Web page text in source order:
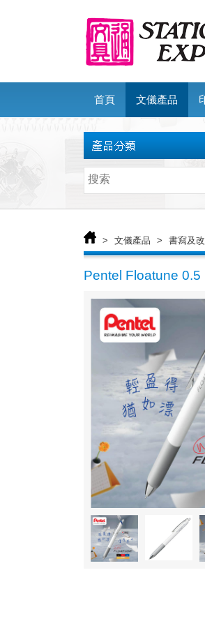
首頁 文儀產品
> 文儀產品 > 書寫及
Pentel Floatune